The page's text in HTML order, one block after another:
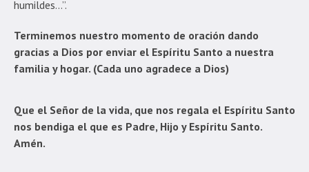
humildes…”.
Terminemos nuestro momento de oración dando
gracias a Dios por enviar el Espíritu Santo a nuestra
familia y hogar. (Cada uno agradece a Dios)
Que el Señor de la vida, que nos regala el Espíritu Santo
nos bendiga el que es Padre, Hijo y Espíritu Santo.
Amén.